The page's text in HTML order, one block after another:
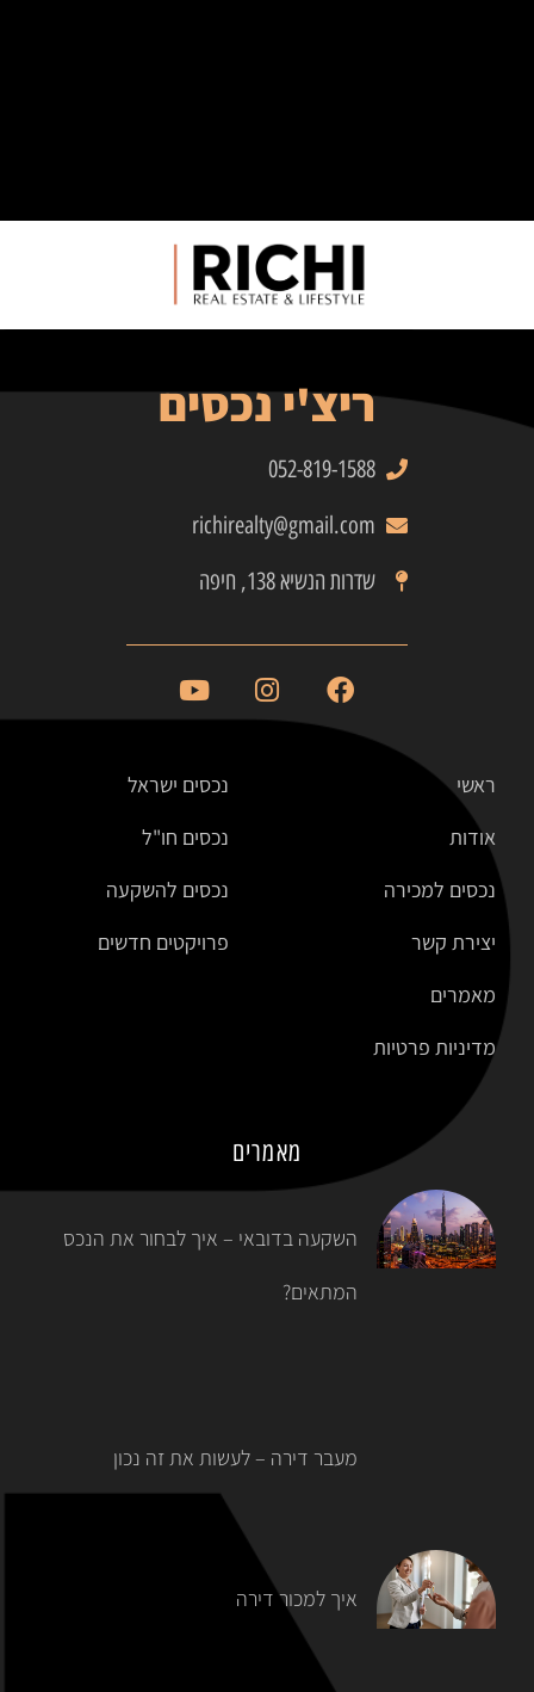
ריצ'י נכסים
052-819-1588
richirealty@gmail.com
שדרות הנשיא 138, חיפה
ראשי
אודות
נכסים למכירה
יצירת קשר
מאמרים
מדיניות פרטיות
נכסים ישראל
נכסים חו"ל
נכסים להשקעה
פרויקטים חדשים
מאמרים
השקעה בדובאי – איך לבחור את הנכס
המתאים?
מעבר דירה – לעשות את זה נכון
איך למכור דירה